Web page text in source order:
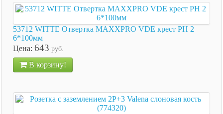
53712 WITTE Отвертка MAXXPRO VDE крест РН 2
6*100мм
Цена: 643 руб.
В корзину!